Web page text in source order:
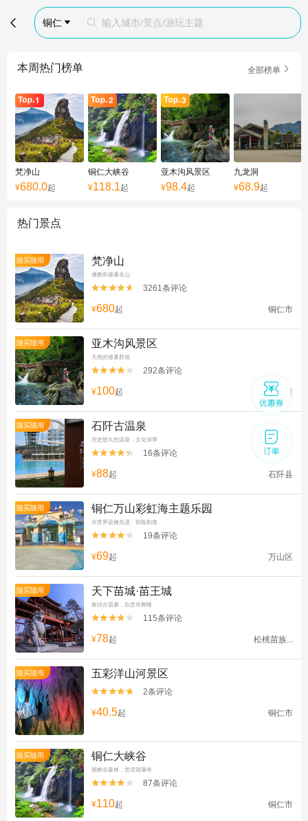
 铜仁   输入城市/景点/游玩主题
本周热门榜单 全部榜单 
梵净山
¥680.0起
铜仁大峡谷
¥118.1起
亚木沟风景区
¥98.4起
九龙洞
¥68.9起
热门景点
随买随用 梵净山
佛教和避暑名山

 3261条评论
¥680起 铜仁市
随买随用 亚木沟风景区
天然的避暑胜地

 292条评论
¥100起 江口
随买随用 石阡古温泉
历史悠久的温泉，文化深厚

 16条评论
¥88起 石阡县
随买随用 铜仁万山彩虹海主题乐园
水世界设施先进、惊险刺激

 19条评论
¥69起 万山区
随买随用 天下苗城·苗王城
探访古苗寨，欣赏吊脚楼

 115条评论
¥78起 松桃苗族...
随买随用 五彩洋山河景区

 2条评论
¥40.5起 铜仁市
随买随用 铜仁大峡谷
观峡谷森林，赏溶洞瀑布

 87条评论
¥110起 铜仁市